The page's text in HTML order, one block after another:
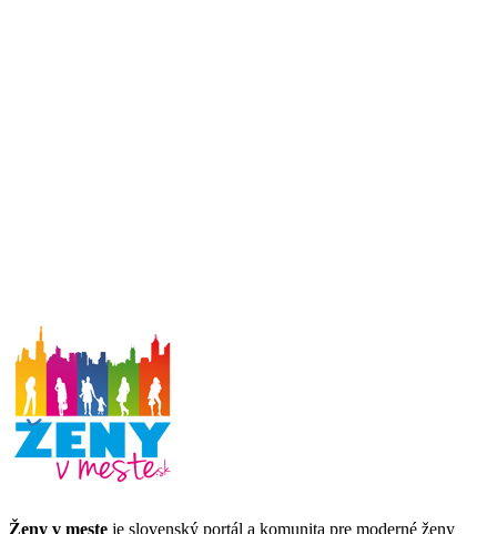
Ženy v meste je slovenský portál a komunita pre moderné ženy